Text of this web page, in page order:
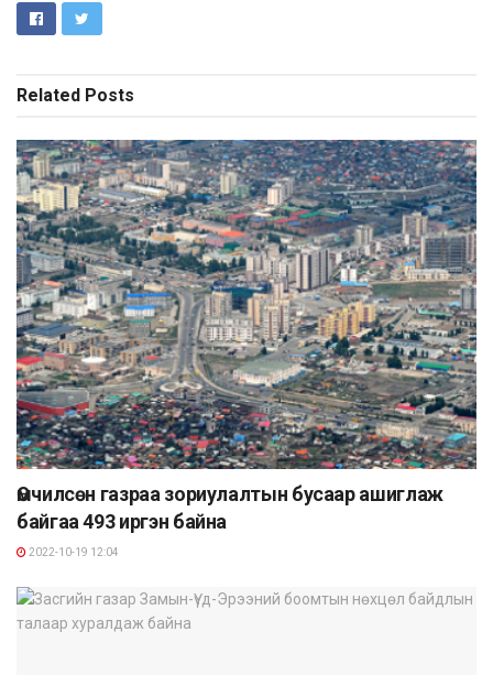
Related Posts
Өмчилсөн газраа зориулалтын бусаар ашиглаж
байгаа 493 иргэн байна
2022-10-19 12:04